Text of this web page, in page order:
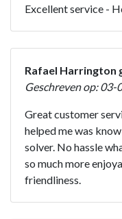
Excellent service -
Rafael Harrington
Geschreven op:
Great customer
helped me was
solver. No hassle
so much more
friendliness.